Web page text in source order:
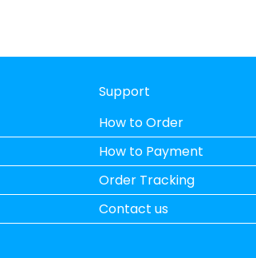
Support
How to Order
How to Payment
Order Tracking
Contact us